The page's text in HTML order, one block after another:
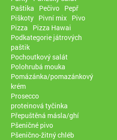
Paštika
Pečivo Pepř
Piškoty Pivní mix Pivo
Pizza
Pizza Hawai
Podkategorie játrových
paštik
Pochoutkový salát
Polohrubá mouka
Pomázánka/pomazánkový
krém
Prosecco
proteinová tyčinka
Přepuštěná másla/ghí
Pšeničné pivo
Pšenično-žitný chléb